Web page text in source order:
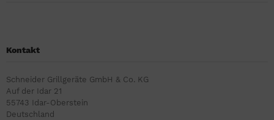
Kontakt
Schneider Grillgeräte GmbH & Co. KG
Auf der Idar 21
55743 Idar-Oberstein
Deutschland